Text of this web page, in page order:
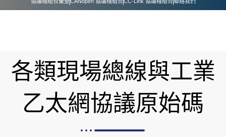
各類現場總線與工業
乙太網協議原始碼